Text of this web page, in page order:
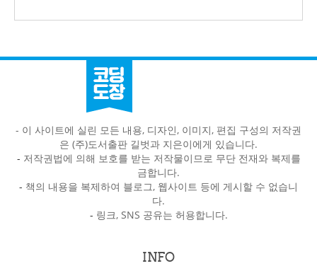
- 이 사이트에 실린 모든 내용, 디자인, 이미지, 편집 구성의 저작권
은 (주)도서출판 길벗과 지은이에게 있습니다.
- 저작권법에 의해 보호를 받는 저작물이므로 무단 전재와 복제를
금합니다.
- 책의 내용을 복제하여 블로그, 웹사이트 등에 게시할 수 없습니
다.
- 링크, SNS 공유는 허용합니다.
INFO